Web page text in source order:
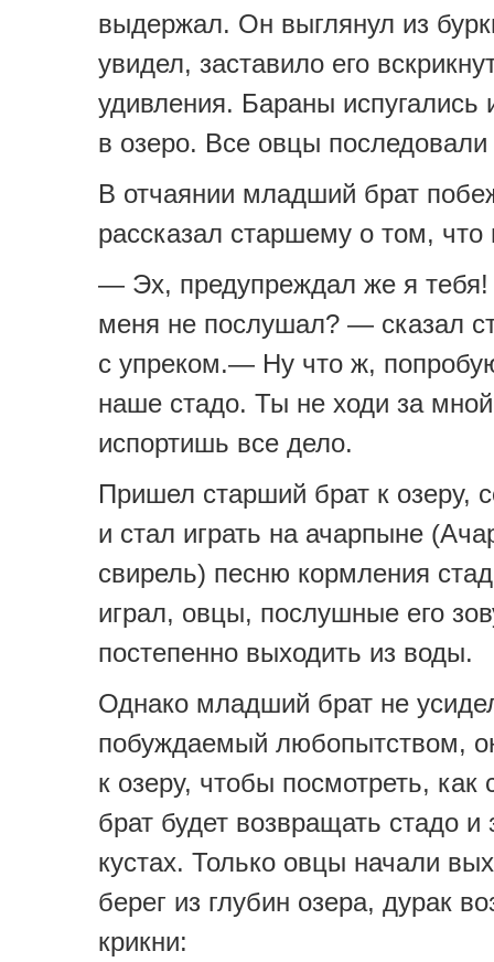
выдержал. Он выглянул из
увидел, заставило его
удивления. Бараны испугались
в озеро. Все овцы
В отчаянии младший брат
рассказал старшему о том,
— Эх, предупреждал же я
меня не послушал? — сказал
с упреком.— Ну что ж,
наше стадо. Ты не ходи за
испортишь все дело.
Пришел старший брат к озеру,
и стал играть на ачарпыне
свирель) песню кормления
играл, овцы, послушные его
постепенно выходить из воды.
Однако младший брат не
побуждаемый любопытством,
к озеру, чтобы посмотреть, как
брат будет возвращать стадо и
кустах. Только овцы начали
берег из глубин озера, дурак
крикни: